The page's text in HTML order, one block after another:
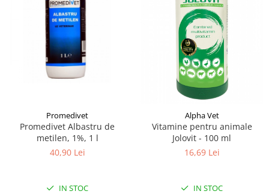
Promedivet
Promedivet Albastru de
metilen, 1%, 1 l
40,90 Lei
IN STOC
Alpha Vet
Vitamine pentru animale
Jolovit - 100 ml
16,69 Lei
IN STOC